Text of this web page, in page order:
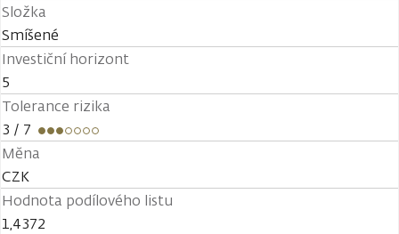
Složka
Smíšené
Investiční horizont
5
Tolerance rizika
3 / 7
Měna
CZK
Hodnota podílového listu
1,4372